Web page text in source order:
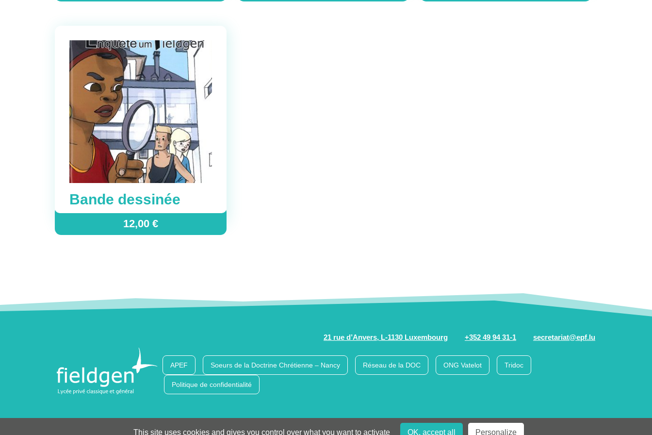
Bande dessinée
12,00€
21 rue d’Anvers, L-1130 Luxembourg +352 49 94 31-1 secretariat@epf.lu
APEF Soeurs de la Doctrine Chrétienne – Nancy Réseau de la DOC ONG Vatelot Tridoc
Politique de confidentialité
This site uses cookies and gives you control over what you want to activate OK, accept all Personalize